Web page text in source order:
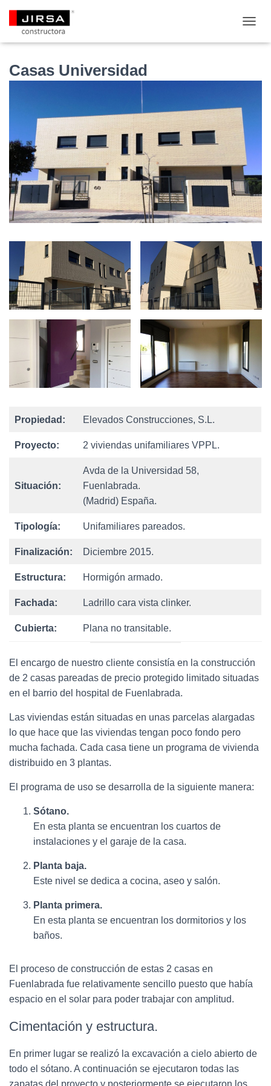
A
N
A
V
E
C
I
N
Casas Universidad
Propiedad: Elevados Construcciones, S.L.
Proyecto: 2 viviendas unifamiliares VPPL.
Situación:
Avda de la Universidad 58,
Fuenlabrada.
(Madrid) España.
Tipología: Unifamiliares pareados.
Finalización: Diciembre 2015.
Estructura: Hormigón armado.
Fachada: Ladrillo cara vista clinker.
Cubierta: Plana no transitable.
El encargo de nuestro cliente consistía en la construcción
de 2 casas pareadas de precio protegido limitado situadas
en el barrio del hospital de Fuenlabrada.
Las viviendas están situadas en unas parcelas alargadas
lo que hace que las viviendas tengan poco fondo pero
mucha fachada. Cada casa tiene un programa de vivienda
distribuido en 3 plantas.
El programa de uso se desarrolla de la siguiente manera:
Sótano.
En esta planta se encuentran los cuartos de
instalaciones y el garaje de la casa.
Planta baja.
Este nivel se dedica a cocina, aseo y salón.
Planta primera.
En esta planta se encuentran los dormitorios y los
baños.
El proceso de construcción de estas 2 casas en
Fuenlabrada fue relativamente sencillo puesto que había
espacio en el solar para poder trabajar con amplitud.
Cimentación y estructura.
En primer lugar se realizó la excavación a cielo abierto de
todo el sótano. A continuación se ejecutaron todas las